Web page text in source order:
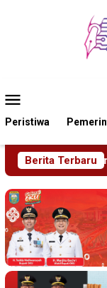
Mobile
Peristiwa
Berita Terbaru
Satu WN